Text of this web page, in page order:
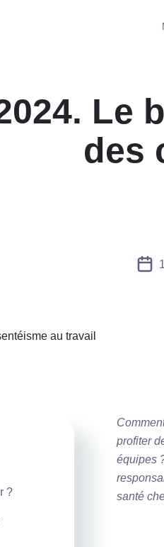
fort collectif & solidaire de fin
Le
des
?
profiter
équipes
santé